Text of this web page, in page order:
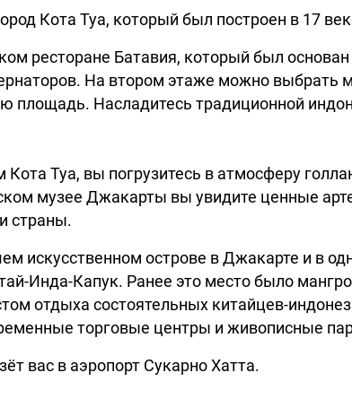
Кота Туа, который был построен в 17
ресторане Батавия, который был основан
На втором этаже можно выбрать
площадь. Насладитесь традиционной
Туа, вы погрузитесь в атмосферу
музее Джакарты вы увидите ценные
страны.
искусственном острове в Джакарте и в
Инда-Капук. Ранее это место было
отдыха состоятельных китайцев-
торговые центры и живописные
вас в аэропорт Сукарно Хатта.